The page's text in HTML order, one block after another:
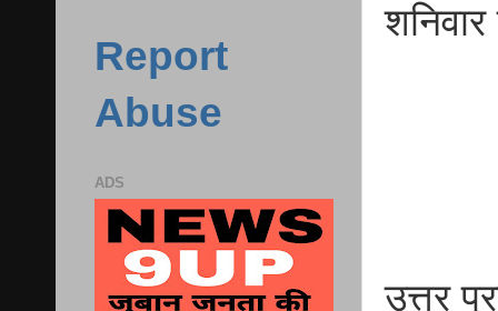
उत्तर
Report
Abuse
ADS